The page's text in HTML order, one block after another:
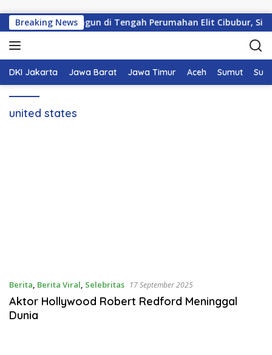
Breaking News
KDMP Resmi Dibangun di Tengah Perumahan Elit Cibubur,
DKI Jakarta Jawa Barat Jawa Timur Aceh Sumut
united states
Berita, Berita Viral, Selebritas 17 September 2025
Aktor Hollywood Robert Redford Meninggal
Dunia